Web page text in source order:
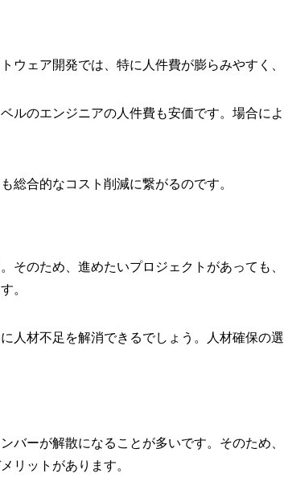
ェア開発では、特に人件費が膨らみやすく
ルのエンジニアの人件費も安価です。場合に
総合的なコスト削減に繋がるのです。
そのため、進めたいプロジェクトがあっても
。
材不足を解消できるでしょう。人材確保の
ーが解散になることが多いです。そのため
リットがあります。